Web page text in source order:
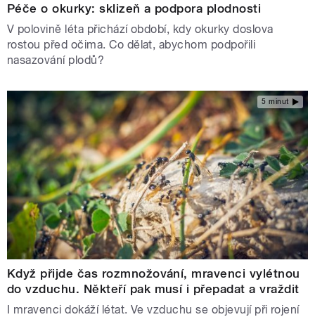
Péče o okurky: sklizeň a podpora plodnosti
V polovině léta přichází období, kdy okurky doslova
rostou před očima. Co dělat, abychom podpořili
nasazování plodů?
5 minut
Když přijde čas rozmnožování, mravenci vylétnou
do vzduchu. Někteří pak musí i přepadat a vraždit
I mravenci dokáží létat. Ve vzduchu se objevují při rojení